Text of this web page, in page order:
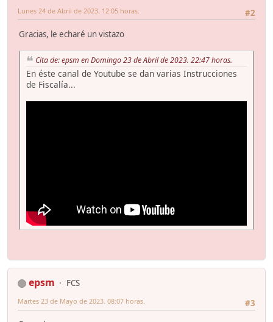
#2
Lunes 24 de Abril de 2023. 12:05 horas.
Gracias, le echaré un vistazo
Cita de: epsm en Domingo 23 de Abril de 2023. 22:47 horas.
En éste canal de Youtube se dan varias Instrucciones
de Fiscalía...
epsm
FCS
#3
Martes 23 de Mayo de 2023. 08:07 horas.